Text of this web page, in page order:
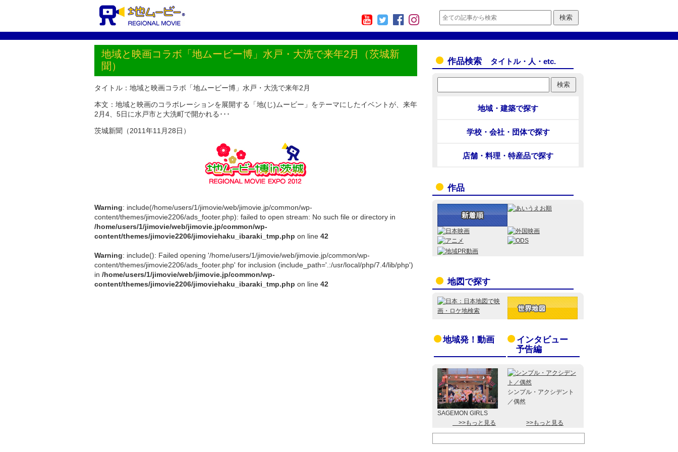
地域と映画コラボ「地ムービー博」水戸・大洗で来年2月（茨城新
聞）
タイトル：地域と映画コラボ「地ムービー博」水戸・大洗で来年2月
本文：地域と映画のコラボレーションを展開する「地(じ)ムービー」をテーマにしたイベントが、来年
2月4、5日に水戸市と大洗町で開かれる･･･
茨城新聞（2011年11月28日）
Warning: include(/home/users/1/jimovie/web/jimovie.jp/common/wp-
content/themes/jimovie2206/ads_footer.php): failed to open stream: No such file or directory in
/home/users/1/jimovie/web/jimovie.jp/common/wp-
content/themes/jimovie2206/jimoviehaku_ibaraki_tmp.php on line 42
Warning: include(): Failed opening '/home/users/1/jimovie/web/jimovie.jp/common/wp-
content/themes/jimovie2206/ads_footer.php' for inclusion (include_path='.:/usr/local/php/7.4/lib/php')
in /home/users/1/jimovie/web/jimovie.jp/common/wp-
content/themes/jimovie2206/jimoviehaku_ibaraki_tmp.php on line 42
作品検索 タイトル・人・etc.
地域・建築で探す
学校・会社・団体で探す
店舗・料理・特産品で探す
作品
地図で探す
地域発！動画
インタビュー
予告編
SAGEMON GIRLS
シンプル・アクシデント
／偶然
>>もっと見る >>もっと見る